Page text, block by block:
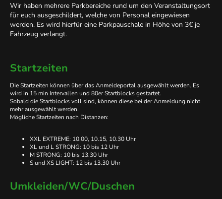
Wir haben mehrere Parkbereiche rund um den Veranstaltungsort
für euch ausgeschildert, welche von Personal eingewiesen
werden. Es wird hierfür eine Parkpauschale in Höhe von 3€ je
Fahrzeug verlangt.
Startzeiten
Die Startzeiten können über das Anmeldeportal ausgewählt werden. Es
wird in 15 min Intervallen und 80er Startblocks gestartet.
Sobald die Startblocks voll sind, können diese bei der Anmeldung nicht
mehr ausgewählt werden.
Mögliche Startzeiten nach Distanzen:
XXL EXTREME: 10.00, 10.15, 10.30 Uhr
XL und L STRONG: 10 bis 12 Uhr
M STRONG: 10 bis 13.30 Uhr
S und XS LIGHT: 12 bis 13.30 Uhr
Umkleiden/WC/Duschen